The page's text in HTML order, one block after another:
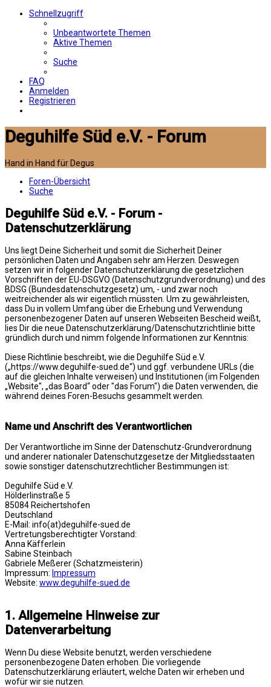
Schnellzugriff
Unbeantwortete Themen
Aktive Themen
Suche
FAQ
Anmelden
Registrieren
Deguhilfe Süd e.V. - Forum
Hand in Hand für Degus
Foren-Übersicht
Suche
Deguhilfe Süd e.V. - Forum -
Datenschutzerklärung
Uns liegt Deine Sicherheit und somit die Sicherheit Deiner
persönlichen Daten und Angaben sehr am Herzen. Deswegen
setzen wir in folgender Datenschutzerklärung die gesetzlichen
Vorschriften der EU-DSGVO (Datenschutzgrundverordnung) und des
BDSG (Bundesdatenschutzgesetz) um, - und zwar noch
weitreichender als wir eigentlich müssten. Um zu gewährleisten,
dass Du in vollem Umfang über die Erhebung und Verwendung
personenbezogener Daten auf unseren Webseiten Bescheid weißt,
lies Dir die neue Datenschutzerklärung/Datenschutzrichtlinie bitte
gründlich durch und nimm folgende Informationen zur Kenntnis:
Diese Richtlinie beschreibt, wie die Deguhilfe Süd e.V.
(„https://www.deguhilfe-sued.de“) und ggf. verbundene URLs (die
auf die gleichen Inhalte verweisen) und Institutionen (im Folgenden
„Website", „das Board“ oder "das Forum") die Daten verwenden, die
während deines Foren-Besuchs gesammelt werden.
Name und Anschrift des Verantwortlichen
Der Verantwortliche im Sinne der Datenschutz-Grundverordnung
und anderer nationaler Datenschutzgesetze der Mitgliedsstaaten
sowie sonstiger datenschutzrechtlicher Bestimmungen ist:
Deguhilfe Süd e.V.
Hölderlinstraße 5
85084 Reichertshofen
Deutschland
E-Mail: info(at)deguhilfe-sued.de
Vertretungsberechtigter Vorstand:
Anna Käfferlein
Sabine Steinbach
Gabriele Meßerer (Schatzmeisterin)
Impressum: Impressum
Website: www.deguhilfe-sued.de
1. Allgemeine Hinweise zur
Datenverarbeitung
Wenn Du diese Website benutzt, werden verschiedene
personenbezogene Daten erhoben. Die vorliegende
Datenschutzerklärung erläutert, welche Daten wir erheben und
wofür wir sie nutzen.